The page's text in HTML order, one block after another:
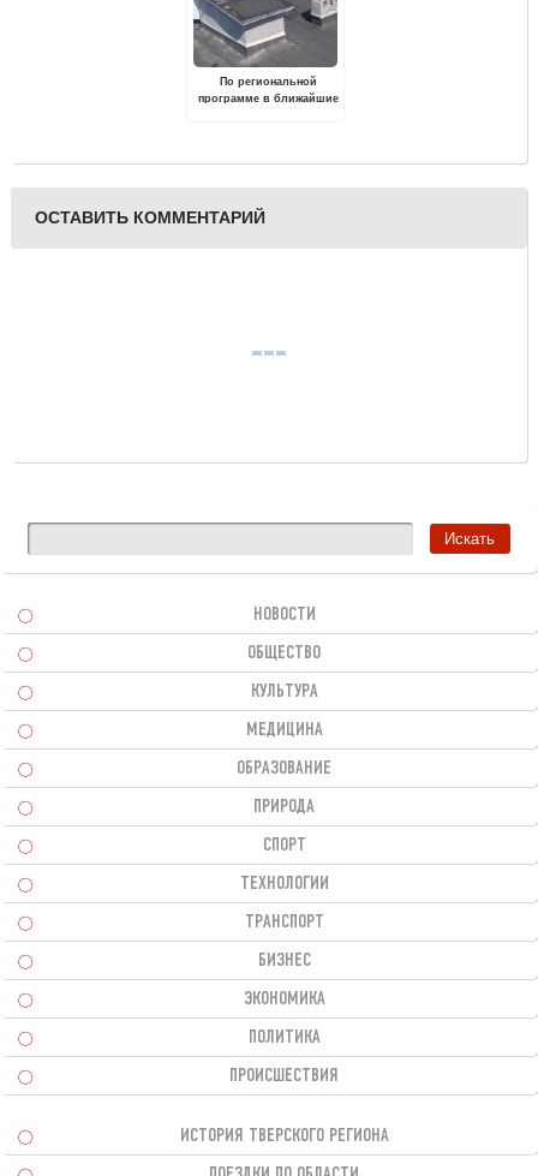
По региональной
программе в ближайшие
ОСТАВИТЬ КОММЕНТАРИЙ
НОВОСТИ
ОБЩЕСТВО
КУЛЬТУРА
МЕДИЦИНА
ОБРАЗОВАНИЕ
ПРИРОДА
СПОРТ
ТЕХНОЛОГИИ
ТРАНСПОРТ
БИЗНЕС
ЭКОНОМИКА
ПОЛИТИКА
ПРОИСШЕСТВИЯ
ИСТОРИЯ ТВЕРСКОГО РЕГИОНА